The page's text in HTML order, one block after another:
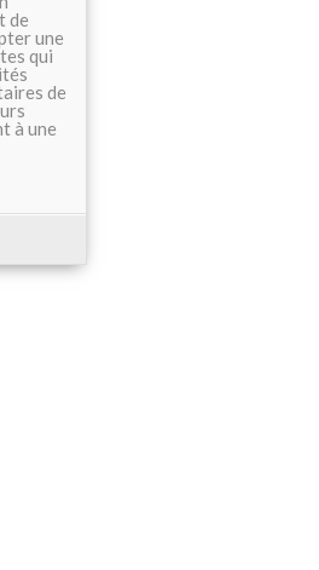
de
une
qui
de
à une